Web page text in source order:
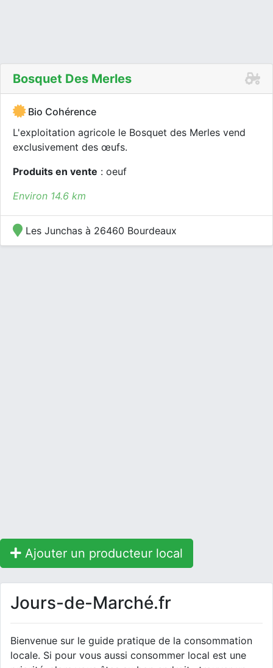
Bosquet Des Merles
Bio Cohérence
L'exploitation agricole le Bosquet des Merles vend
exclusivement des œufs.
Produits en vente : oeuf
Environ 14.6 km
Les Junchas à 26460 Bourdeaux
Ajouter un producteur local
Jours-de-Marché.fr
Bienvenue sur le guide pratique de la consommation
locale. Si pour vous aussi consommer local est une